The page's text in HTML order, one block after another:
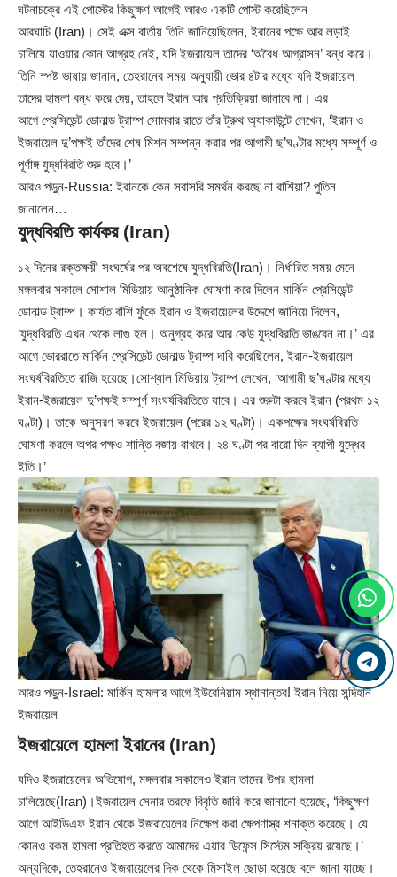
ঘটনাচক্রে এই পোস্টের কিছুক্ষণ আগেই আরও একটি পোস্ট করেছিলেন
আরঘাচি (Iran)। সেই এক্স বার্তায় তিনি জানিয়েছিলেন, ইরানের পক্ষে আর লড়াই
চালিয়ে যাওয়ার কোন আগ্রহ নেই, যদি ইজরায়েল তাদের ‘অবৈধ আগ্রাসন’ বন্ধ করে।
তিনি স্পষ্ট ভাষায় জানান, তেহরানের সময় অনুযায়ী ভোর ৪টার মধ্যে যদি ইজরায়েল
তাদের হামলা বন্ধ করে দেয়, তাহলে ইরান আর প্রতিক্রিয়া জানাবে না। এর
আগে প্রেসিডেন্ট ডোনাল্ড ট্রাম্প সোমবার রাতে তাঁর ট্রুথ অ্যাকাউন্টে লেখেন, ‘ইরান ও
ইজরায়েল দু’পক্ষই তাঁদের শেষ মিশন সম্পন্ন করার পর আগামী ছ’ঘণ্টার মধ্যে সম্পূর্ণ ও
পূর্ণাঙ্গ যুদ্ধবিরতি শুরু হবে।’
আরও পড়ুন-Russia: ইরানকে কেন সরাসরি সমর্থন করছে না রাশিয়া? পুতিন
জানালেন…
যুদ্ধবিরতি কার্যকর (Iran)
১২ দিনের রক্তক্ষয়ী সংঘর্ষের পর অবশেষে যুদ্ধবিরতি(Iran)। নির্ধারিত সময় মেনে
মঙ্গলবার সকালে সোশাল মিডিয়ায় আনুষ্ঠানিক ঘোষণা করে দিলেন মার্কিন প্রেসিডেন্ট
ডোনাল্ড ট্রাম্প। কার্যত বাঁশি ফুঁকে ইরান ও ইজরায়েলের উদ্দেশে জানিয়ে দিলেন,
‘যুদ্ধবিরতি এখন থেকে লাগু হল। অনুগ্রহ করে আর কেউ যুদ্ধবিরতি ভাঙবেন না।’ এর
আগে ভোররাতে মার্কিন প্রেসিডেন্ট ডোনাল্ড ট্রাম্প দাবি করেছিলেন, ইরান-ইজরায়েল
সংঘর্ষবিরতিতে রাজি হয়েছে।সোশ্যাল মিডিয়ায় ট্রাম্প লেখেন, ‘আগামী ছ’ঘণ্টার মধ্যে
ইরান-ইজরায়েল দু’পক্ষই সম্পূর্ণ সংঘর্ষবিরতিতে যাবে। এর শুরুটা করবে ইরান (প্রথম ১২
ঘণ্টা)। তাকে অনুসরণ করবে ইজরায়েল (পরের ১২ ঘণ্টা)। একপক্ষের সংঘর্ষবিরতি
ঘোষণা করলে অপর পক্ষও শান্তি বজায় রাখবে। ২৪ ঘণ্টা পর বারো দিন ব্যাপী যুদ্ধের
ইতি।’
আরও পড়ুন-Israel: মার্কিন হামলার আগে ইউরেনিয়াম স্থানান্তর! ইরান নিয়ে সন্দিহান
ইজরায়েল
ইজরায়েলে হামলা ইরানের (Iran)
যদিও ইজরায়েলের অভিযোগ, মঙ্গলবার সকালেও ইরান তাদের উপর হামলা
চালিয়েছে(Iran)।ইজরায়েল সেনার তরফে বিবৃতি জারি করে জানানো হয়েছে, ‘কিছুক্ষণ
আগে আইডিএফ ইরান থেকে ইজরায়েলের নিক্ষেপ করা ক্ষেপণাস্ত্র শনাক্ত করেছে। যে
কোনও রকম হামলা প্রতিহত করতে আমাদের এয়ার ডিফেন্স সিস্টেম সক্রিয় রয়েছে।’
অন্যদিকে, তেহরানেও ইজরায়েলের দিক থেকে মিসাইল ছোড়া হয়েছে বলে জানা যাচ্ছে।